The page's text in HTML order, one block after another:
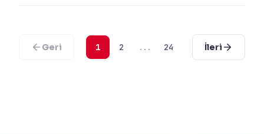
Geri 1 2 ... 24 İleri